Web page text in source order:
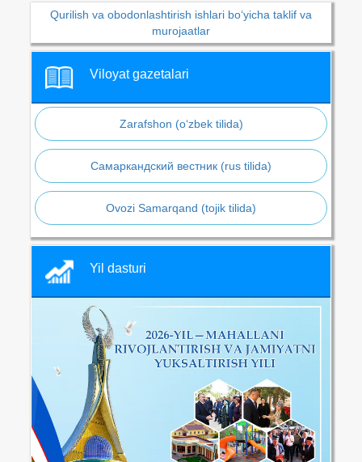
Qurilish va obodonlashtirish ishlari bo‘yicha taklif va
murojaatlar
Viloyat gazetalari
Zarafshon (o‘zbek tilida)
Самаркандский вестник (rus tilida)
Ovozi Samarqand (tojik tilida)
Yil dasturi